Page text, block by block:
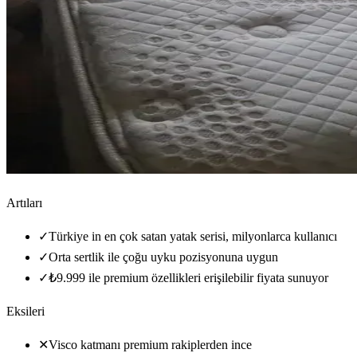
Artıları
✓Türkiye in en çok satan yatak serisi, milyonlarca kullanıcı
✓Orta sertlik ile çoğu uyku pozisyonuna uygun
✓₺9.999 ile premium özellikleri erişilebilir fiyata sunuyor
Eksileri
✕Visco katmanı premium rakiplerden ince